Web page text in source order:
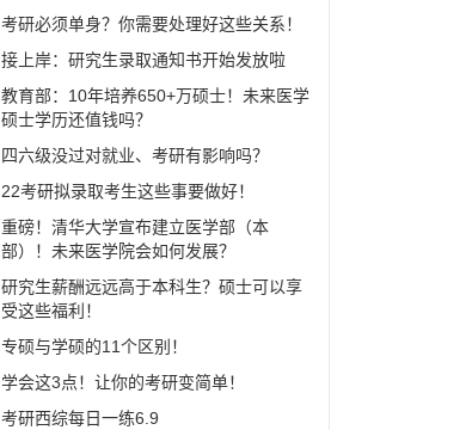
考研必须单身？你需要处理好这些关系！
接上岸：研究生录取通知书开始发放啦
教育部：10年培养650+万硕士！未来医学
硕士学历还值钱吗？
四六级没过对就业、考研有影响吗？
22考研拟录取考生这些事要做好！
重磅！清华大学宣布建立医学部（本
部）！未来医学院会如何发展？
研究生薪酬远远高于本科生？硕士可以享
受这些福利！
专硕与学硕的11个区别！
学会这3点！让你的考研变简单！
考研西综每日一练6.9